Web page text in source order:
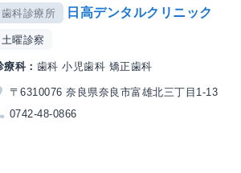
歯科診療所 日高デンタルクリニック
土曜診察
療科： 歯科 小児歯科 矯正歯科
〒6310076 奈良県奈良市富雄北三丁目1-13
0742-48-0866